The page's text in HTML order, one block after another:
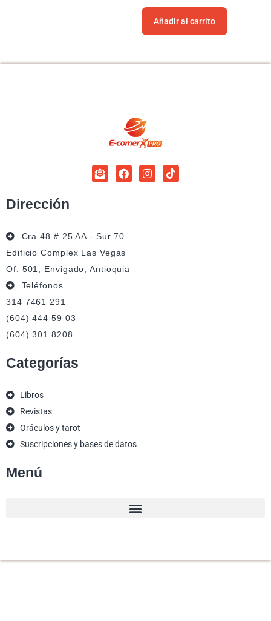
Añadir al carrito
Dirección
Cra 48 # 25 AA - Sur 70
Edificio Complex Las Vegas
Of. 501, Envigado, Antioquia
Teléfonos
314 7461 291
(604) 444 59 03
(604) 301 8208
Categorías
Libros
Revistas
Oráculos y tarot
Suscripciones y bases de datos
Menú